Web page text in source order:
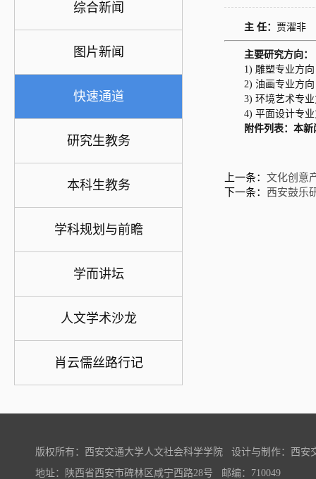
综合新闻
图片新闻
快速通道
研究生教务
本科生教务
学科规划与前瞻
学而讲坛
人文学术沙龙
肖云儒丝路行记
主 任： 贾濯非
主要研究方向：
1) 雕塑专业方
2) 油画专业方
3) 环境艺术专
4) 平面设计专
附件列表： 本新
上一条： 文化创意
下一条： 西安鼓乐
版权所有：西安交通大学人文社会科学学院 设计与制作：西安
地址：陕西省西安市碑林区咸宁西路28号 邮编：710049